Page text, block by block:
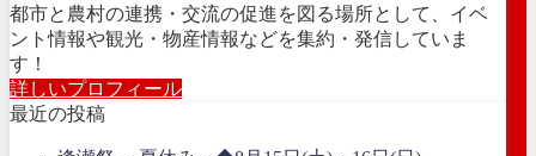
都市と農村の連携・交流の促進を図る場所として、イベ
ント情報や観光・物産情報などを集約・発信していま
す！
詳しいプロフィール
最近の投稿